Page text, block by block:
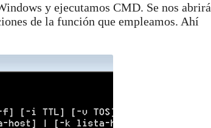
y ejecutamos CMD. Se nos abrirá
de la función que empleamos. Ahí